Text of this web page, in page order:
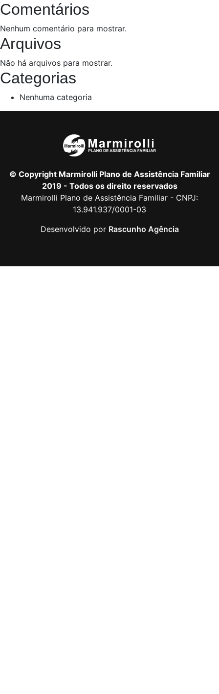
Comentários
Nenhum comentário para mostrar.
Arquivos
Não há arquivos para mostrar.
Categorias
Nenhuma categoria
© Copyright Marmirolli Plano de Assistência Familiar
2019 - Todos os direito reservados
Marmirolli Plano de Assistência Familiar - CNPJ:
13.941.937/0001-03
Desenvolvido por Rascunho Agência